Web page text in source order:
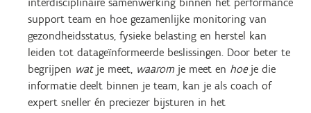
support team en hoe gezamenlijke monitoring van
gezondheidsstatus, fysieke belasting en herstel kan
leiden tot datageïnformeerde beslissingen. Door beter te
begrijpen watje meet, waaromje meet en hoeje die
informatie deelt binnen je team, kan je als coach of
expert sneller én preciezer bijsturen in het